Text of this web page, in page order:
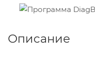
Описание